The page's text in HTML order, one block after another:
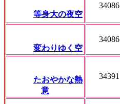
等身大の夜空
34086
変わりゆく空
34086
たおやかな熱
意
34391